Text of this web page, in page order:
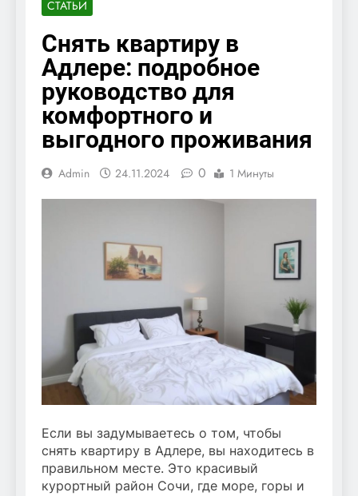
СТАТЬИ
Снять квартиру в
Адлере: подробное
руководство для
комфортного и
выгодного проживания
Admin 24.11.2024 0 1 Минуты
Если вы задумываетесь о том, чтобы
снять квартиру в Адлере, вы находитесь в
правильном месте. Это красивый
курортный район Сочи, где море, горы и